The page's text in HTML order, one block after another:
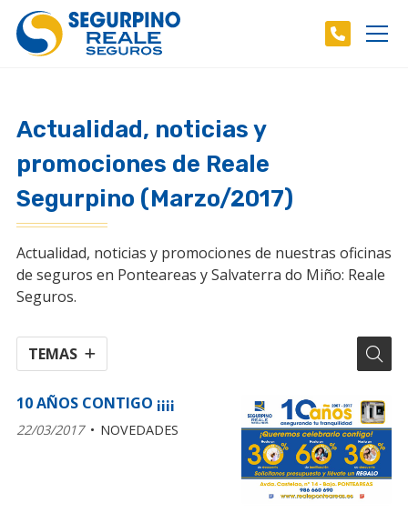
Actualidad, noticias y
promociones de Reale
Segurpino (Marzo/2017)
Actualidad, noticias y promociones de nuestras oficinas
de seguros en Ponteareas y Salvaterra do Miño: Reale
Seguros.
TEMAS
10 AÑOS CONTIGO ¡¡¡¡
22/03/2017 NOVEDADES